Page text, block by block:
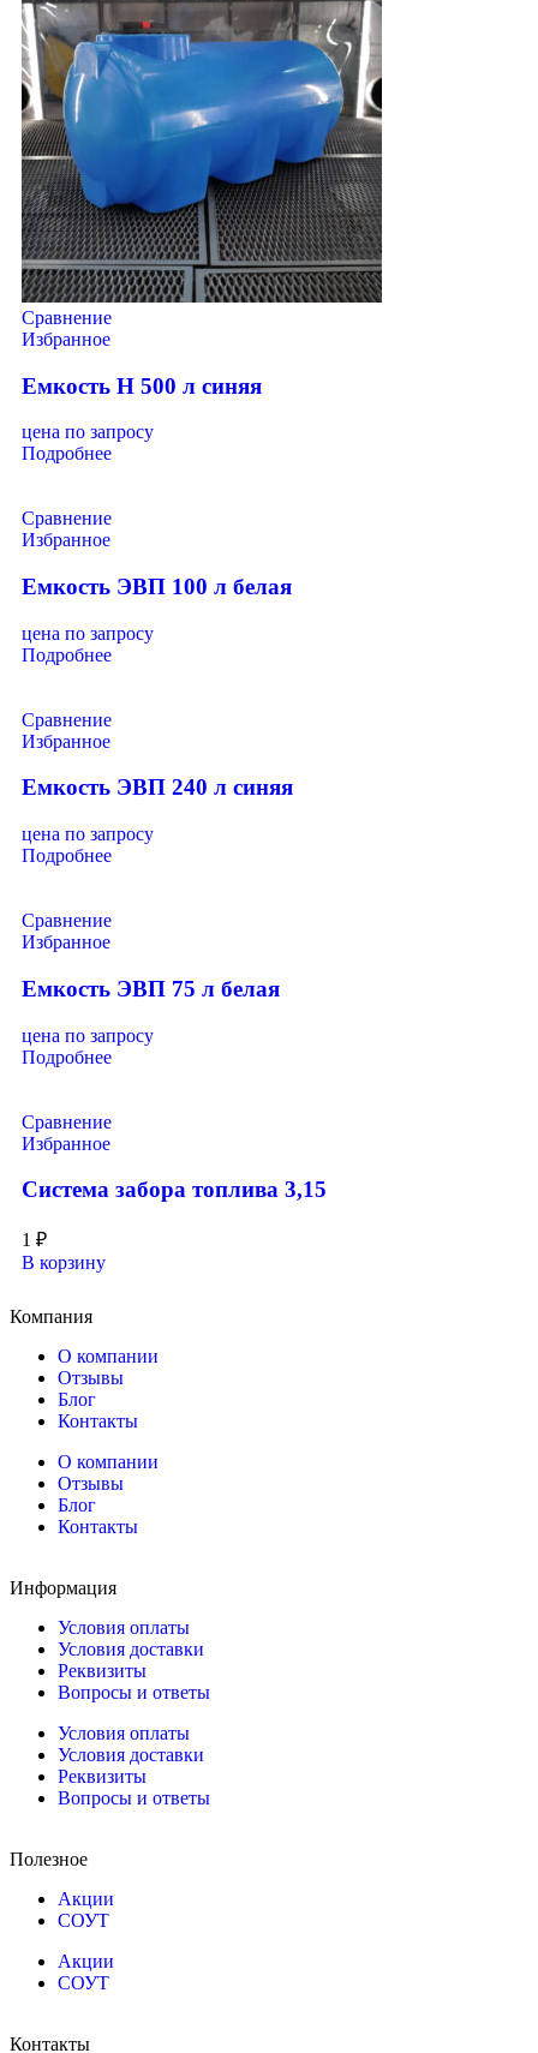
Сравнение
Избранное
Емкость H 500 л синяя
цена по запросу
Подробнее
Сравнение
Избранное
Емкость ЭВП 100 л белая
цена по запросу
Подробнее
Сравнение
Избранное
Емкость ЭВП 240 л синяя
цена по запросу
Подробнее
Сравнение
Избранное
Емкость ЭВП 75 л белая
цена по запросу
Подробнее
Сравнение
Избранное
Система забора топлива 3,15
1 ₽
В корзину
Компания
О компании
Отзывы
Блог
Контакты
О компании
Отзывы
Блог
Контакты
Информация
Условия оплаты
Условия доставки
Реквизиты
Вопросы и ответы
Условия оплаты
Условия доставки
Реквизиты
Вопросы и ответы
Полезное
Акции
СОУТ
Акции
СОУТ
Контакты